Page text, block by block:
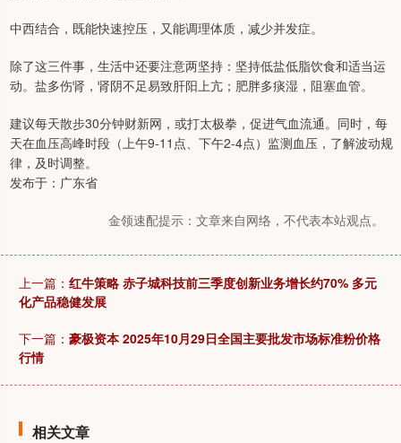
中西结合，既能快速控压，又能调理体质，减少并发症。
除了这三件事，生活中还要注意两坚持：坚持低盐低脂饮食和适当运
动。盐多伤肾，肾阴不足易致肝阳上亢；肥胖多痰湿，阻塞血管。
建议每天散步30分钟财新网，或打太极拳，促进气血流通。同时，每
天在血压高峰时段（上午9-11点、下午2-4点）监测血压，了解波动规
律，及时调整。
发布于：广东省
金领速配提示：文章来自网络，不代表本站观点。
上一篇： 红牛策略 赤子城科技前三季度创新业务增长约70% 多元
化产品稳健发展
下一篇： 豪极资本 2025年10月29日全国主要批发市场标准粉价格
行情
相关文章